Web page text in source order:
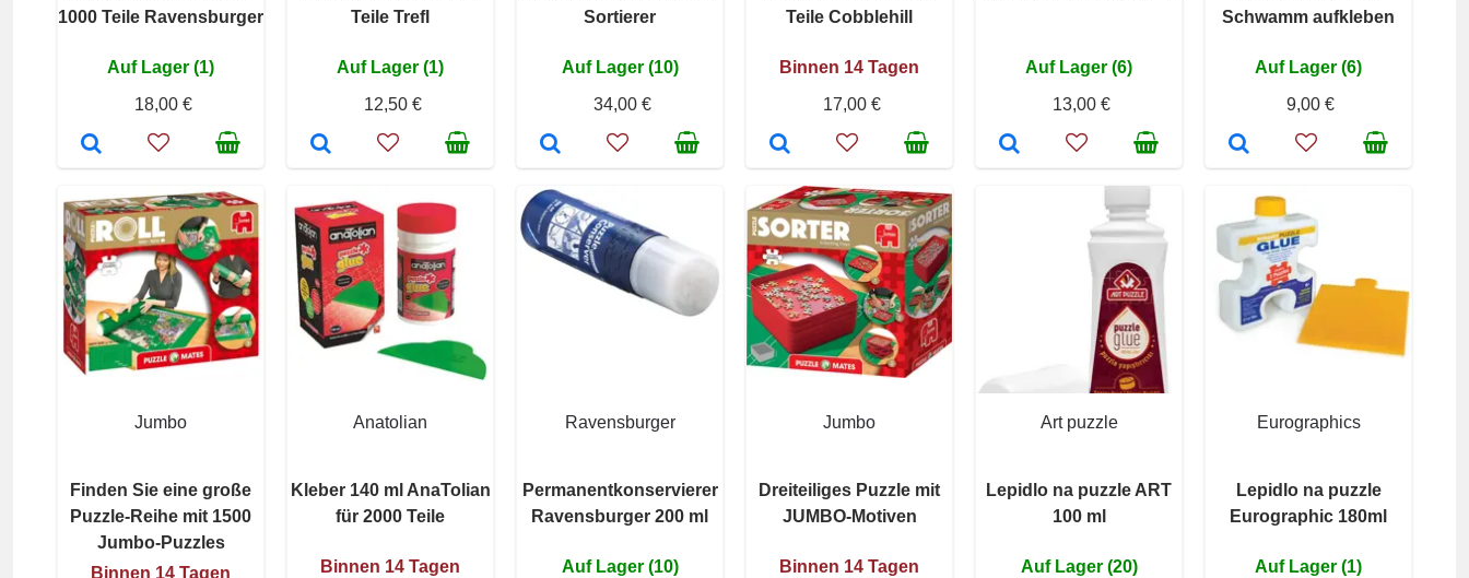
1000 Teile Ravensburger
Auf Lager (1)
18,00 €
Teile Trefl
Auf Lager (1)
12,50 €
Sortierer
Auf Lager (10)
34,00 €
Teile Cobblehill
Binnen 14 Tagen
17,00 €
Auf Lager (6)
13,00 €
Schwamm aufkleben
Auf Lager (6)
9,00 €
Jumbo
Finden Sie eine große
Puzzle-Reihe mit 1500
Jumbo-Puzzles
Binnen 14 Tagen
Anatolian
Kleber 140 ml AnaTolian
für 2000 Teile
Binnen 14 Tagen
Ravensburger
Permanentkonservierer
Ravensburger 200 ml
Auf Lager (10)
Jumbo
Dreiteiliges Puzzle mit
JUMBO-Motiven
Binnen 14 Tagen
Art puzzle
Lepidlo na puzzle ART
100 ml
Auf Lager (20)
Eurographics
Lepidlo na puzzle
Eurographic 180ml
Auf Lager (1)